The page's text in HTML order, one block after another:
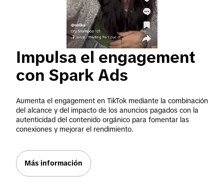
Impulsa el engagement
con Spark Ads
Aumenta el engagement en TikTok mediante la combinación
del alcance y del impacto de los anuncios pagados con la
autenticidad del contenido orgánico para fomentar las
conexiones y mejorar el rendimiento.
Más información